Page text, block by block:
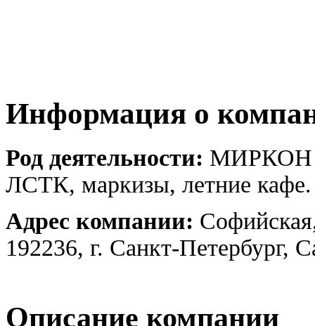
Информация о
Род деятельности: МИРКОН -
ЛСТК, маркизы, летние кафе.
Адрес компании:
192236, г. Санкт-Петербург,
Описание компании